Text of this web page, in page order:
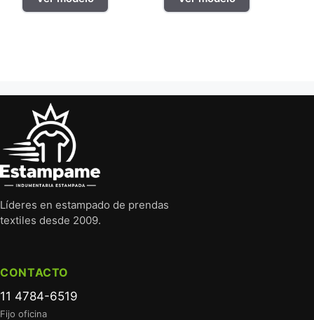
Líderes en estampado de prendas
textiles desde 2009.
CONTACTO
11 4784-6519
Fijo oficina